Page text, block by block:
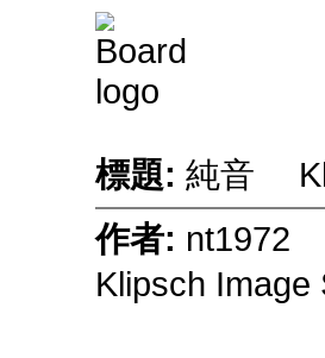
標題: 純音
作者: nt1972
Klipsch Image